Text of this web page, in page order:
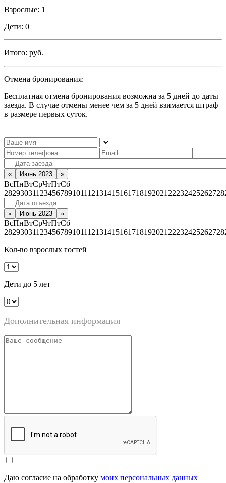
Взрослые: 1
Дети: 0
Итого: руб.
Отмена бронирования:
Бесплатная отмена бронирования возможна за 5 дней до даты
заезда. В случае отмены менее чем за 5 дней взимается штраф
в размере первых суток.
« Июнь 2023 »
ВсПнВтСрЧтПтСб
282930311 23456789101112131415161718192021 22232425262728
« Июнь 2023 »
ВсПнВтСрЧтПтСб
282930311 23456789101112131415161718192021 22232425262728
Кол-во взрослых гостей
Дети до 5 лет
Дополнительная информация
Даю согласие на обработку моих персональных данных